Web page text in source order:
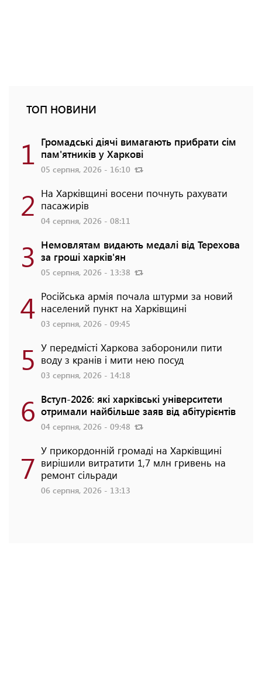
ТОП НОВИНИ
1 Громадські діячі вимагають прибрати сім
пам'ятників у Харкові
05 серпня, 2026 - 16:10
2 На Харківщині восени почнуть рахувати
пасажирів
04 серпня, 2026 - 08:11
3 Немовлятам видають медалі від Терехова
за гроші харків'ян
05 серпня, 2026 - 13:38
4 Російська армія почала штурми за новий
населений пункт на Харківщині
03 серпня, 2026 - 09:45
5 У передмісті Харкова заборонили пити
воду з кранів і мити нею посуд
03 серпня, 2026 - 14:18
6 Вступ-2026: які харківські університети
отримали найбільше заяв від абітурієнтів
04 серпня, 2026 - 09:48
7 У прикордонній громаді на Харківщині
вирішили витратити 1,7 млн гривень на
ремонт сільради
06 серпня, 2026 - 13:13